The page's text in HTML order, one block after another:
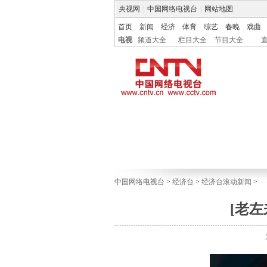
央视网 中国网络电视台 网站地图
首页 新闻 经济 体育 综艺 春晚
戏曲
电视
频道大全 栏目大全 节目大全
中国网络电视台 > 经济台 > 经济台滚动新闻 >
[老左